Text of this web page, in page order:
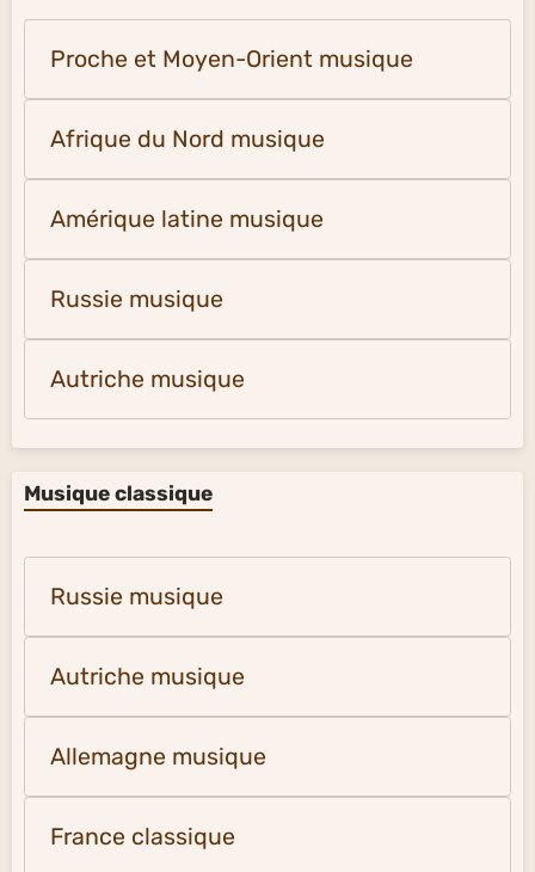
Proche et Moyen-Orient musique
Afrique du Nord musique
Amérique latine musique
Russie musique
Autriche musique
Musique classique
Russie musique
Autriche musique
Allemagne musique
France classique